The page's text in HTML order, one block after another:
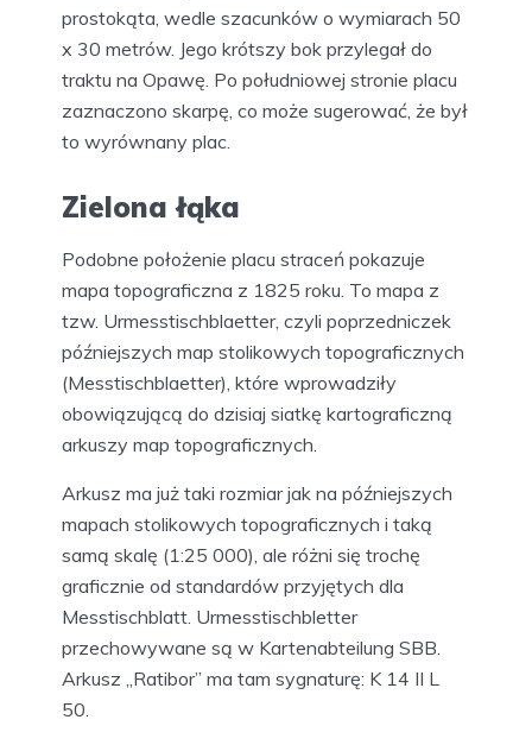
prostokąta, wedle szacunków o wymiarach 50
x 30 metrów. Jego krótszy bok przylegał do
traktu na Opawę. Po południowej stronie placu
zaznaczono skarpę, co może sugerować, że był
to wyrównany plac.
Zielona łąka
Podobne położenie placu straceń pokazuje
mapa topograficzna z 1825 roku. To mapa z
tzw. Urmesstischblaetter, czyli poprzedniczek
późniejszych map stolikowych topograficznych
(Messtischblaetter), które wprowadziły
obowiązującą do dzisiaj siatkę kartograficzną
arkuszy map topograficznych.
Arkusz ma już taki rozmiar jak na późniejszych
mapach stolikowych topograficznych i taką
samą skalę (1:25 000), ale różni się trochę
graficznie od standardów przyjętych dla
Messtischblatt. Urmesstischbletter
przechowywane są w Kartenabteilung SBB.
Arkusz „Ratibor” ma tam sygnaturę: K 14 II L
50.